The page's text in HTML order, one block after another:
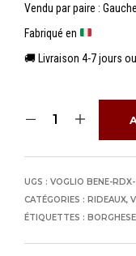
Vendu par paire :
Fabriqué en
🚚 Livraison 4-7 jours
UGS : VOGLIO BENE-
CATÉGORIES : RIDEAUX,
ÉTIQUETTES : BORGHESE